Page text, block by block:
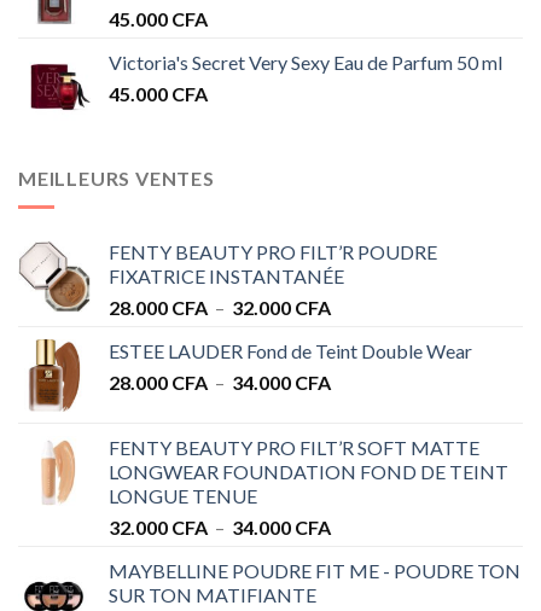
45.000 CFA
Victoria's Secret Very Sexy Eau de Parfum 50 ml
45.000 CFA
MEILLEURS VENTES
FENTY BEAUTY PRO FILT’R POUDRE
FIXATRICE INSTANTANÉE
28.000 CFA – 32.000 CFAPlage
prix :
28.000 CFA
ESTEE LAUDER Fond de Teint Double Wear
28.000 CFA – 34.000 CFAPlage
28.000 CFA
à
FENTY BEAUTY PRO FILT’R SOFT MATTE
LONGWEAR FOUNDATION FOND DE TEINT
LONGUE TENUE
32.000 CFA – 34.000 CFAPlage
prix :
MAYBELLINE POUDRE FIT ME - POUDRE TON
SUR TON MATIFIANTE